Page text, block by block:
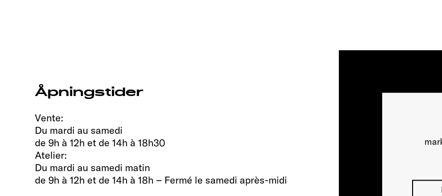
Åpningstider
Vente:
Du mardi au samedi
de 9h à 12h et de 14h à 18h30
Atelier:
Du mardi au samedi matin
de 9h à 12h et de 14h à 18h – Fermé le samedi après-midi